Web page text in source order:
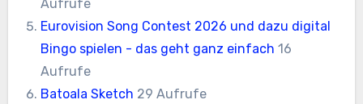
Aufrufe
Eurovision Song Contest 2026 und dazu digital
Bingo spielen - das geht ganz einfach 16
Aufrufe
Batoala Sketch 29 Aufrufe